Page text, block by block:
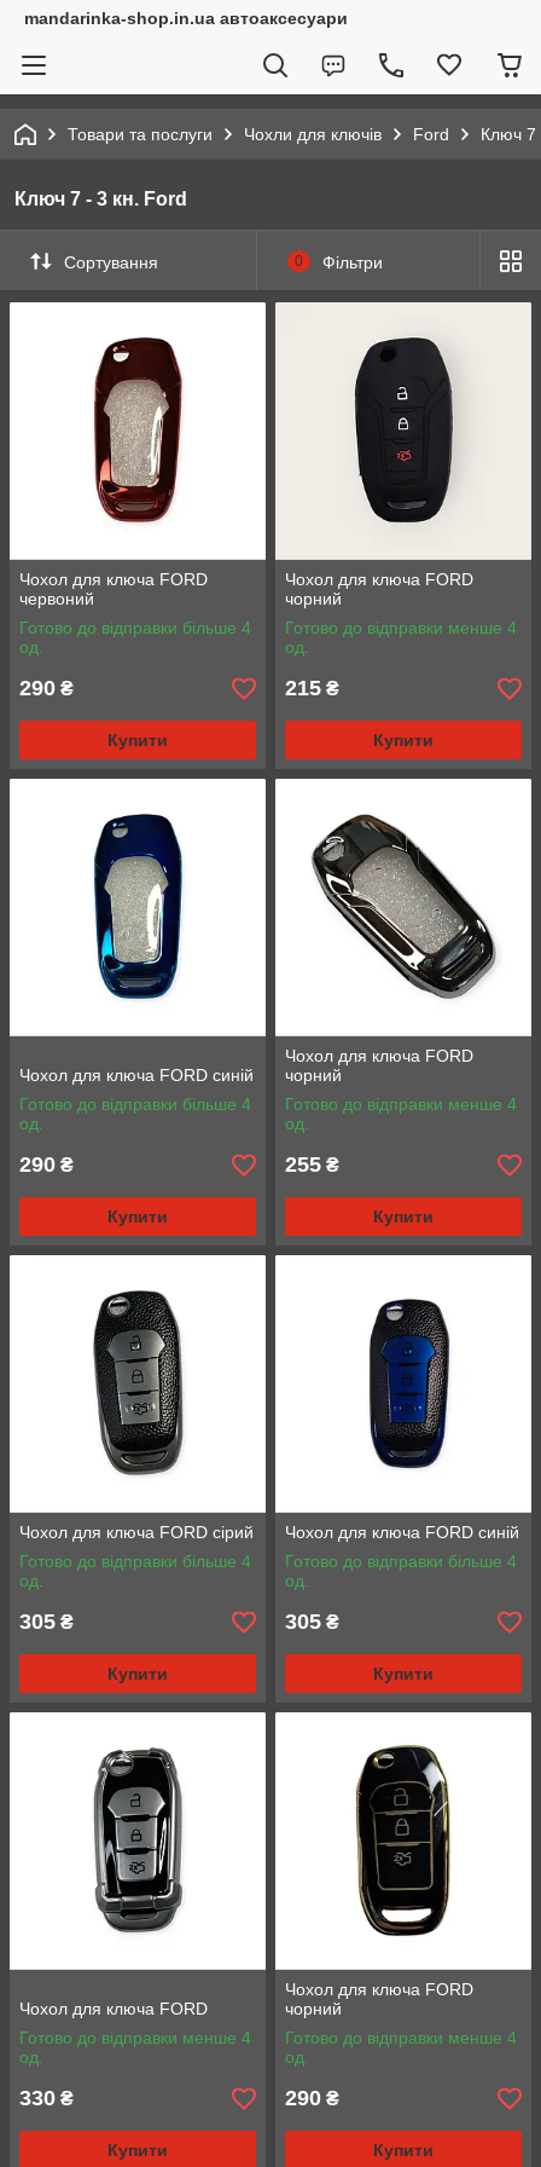
mandarinka-shop.in.ua автоаксесуари
Товари та послуги Чохли для ключів Ford Ключ 7
Ключ 7 - 3 кн. Ford
Сортування 0 Фільтри
Чохол для ключа FORD
червоний
Готово до відправки більше 4
од.
290 ₴
Купити
Чохол для ключа FORD
чорний
Готово до відправки менше 4
од.
215 ₴
Купити
Чохол для ключа FORD синій
Готово до відправки більше 4
од.
290 ₴
Купити
Чохол для ключа FORD
чорний
Готово до відправки менше 4
од.
255 ₴
Купити
Чохол для ключа FORD сірий
Готово до відправки більше 4
од.
305 ₴
Купити
Чохол для ключа FORD синій
Готово до відправки більше 4
од.
305 ₴
Купити
Чохол для ключа FORD
Готово до відправки менше 4
од.
330 ₴
Купити
Чохол для ключа FORD
чорний
Готово до відправки менше 4
од.
290 ₴
Купити